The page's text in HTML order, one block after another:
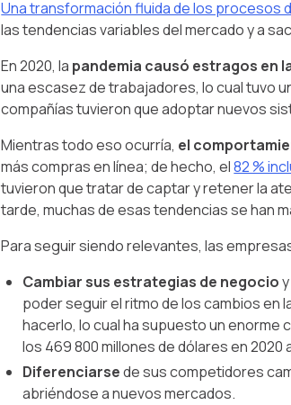
Una transformación fluida de los procesos
las tendencias variables del mercado y a
En 2020, la pandemia causó estragos en
una escasez de trabajadores, lo cual tuvo
compañías tuvieron que adoptar nuevos
Mientras todo eso ocurría, el
más compras en línea; de hecho, el82 %
tuvieron que tratar de captar y retener la
tarde, muchas de esas tendencias se han
Para seguir siendo relevantes, las
Cambiar sus estrategias de negocio
poder seguir el ritmo de los cambios en
hacerlo, lo cual ha supuesto un enorme
los 469 800 millones de dólares en 2020
Diferenciarsede sus competidores
abriéndose a nuevos mercados.